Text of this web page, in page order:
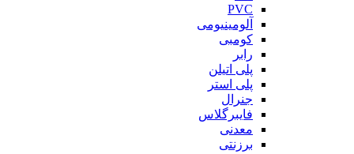
PVC
آلومینیومی
کومبی
رابر
پلی اتیلن
پلی استر
جنرال
فایبرگلاس
معدنی
برزنتی